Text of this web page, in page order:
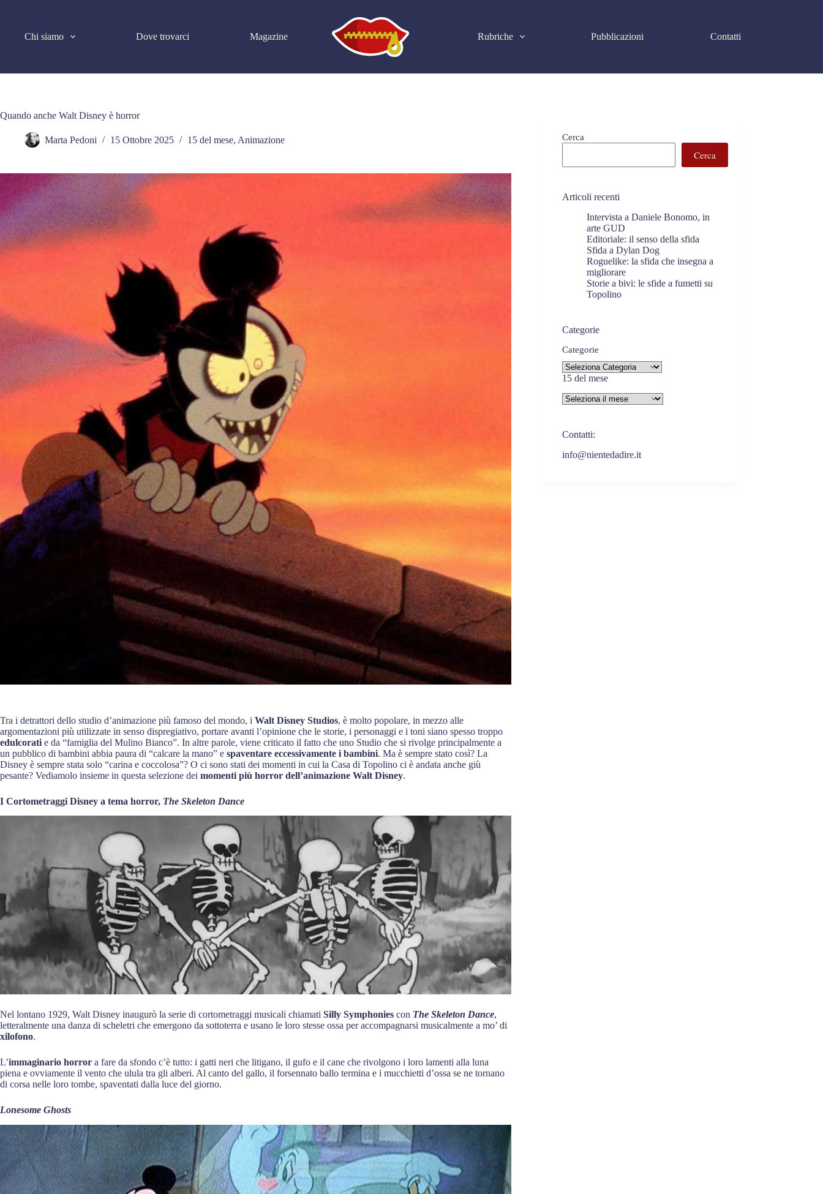
Chi siamo
Dove trovarci Magazine Rubriche Pubblicazioni Contatti
Quando anche Walt Disney è horror
Marta Pedoni 15 Ottobre 2025 15 del mese, Animazione
Tra i detrattori dello studio d’animazione più famoso del mondo, i Walt Disney Studios, è molto popolare, in mezzo alle
argomentazioni più utilizzate in senso dispregiativo, portare avanti l’opinione che le storie, i personaggi e i toni siano spesso troppo
edulcorati e da “famiglia del Mulino Bianco”. In altre parole, viene criticato il fatto che uno Studio che si rivolge principalmente a
un pubblico di bambini abbia paura di “calcare la mano” e spaventare eccessivamente i bambini. Ma è sempre stato così? La
Disney è sempre stata solo “carina e coccolosa”? O ci sono stati dei momenti in cui la Casa di Topolino ci è andata anche giù
pesante? Vediamolo insieme in questa selezione dei momenti più horror dell’animazione Walt Disney.
I Cortometraggi Disney a tema horror, The Skeleton Dance
Nel lontano 1929, Walt Disney inaugurò la serie di cortometraggi musicali chiamati Silly Symphonies con The Skeleton Dance,
letteralmente una danza di scheletri che emergono da sottoterra e usano le loro stesse ossa per accompagnarsi musicalmente a mo’ di
xilofono.
L’immaginario horror a fare da sfondo c’è tutto: i gatti neri che litigano, il gufo e il cane che rivolgono i loro lamenti alla luna
piena e ovviamente il vento che ulula tra gli alberi. Al canto del gallo, il forsennato ballo termina e i mucchietti d’ossa se ne tornano
di corsa nelle loro tombe, spaventati dalla luce del giorno.
Lonesome Ghosts
Cerca
Cerca
Articoli recenti
Intervista a Daniele Bonomo, in
arte GUD
Editoriale: il senso della sfida
Sfida a Dylan Dog
Roguelike: la sfida che insegna a
migliorare
Storie a bivi: le sfide a fumetti su
Topolino
Categorie
Categorie
15 del mese
Contatti:
info@nientedadire.it